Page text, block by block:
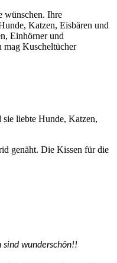
wünschen. Ihre
Katzen, Eisbären und
Einhörner und
mag Kuscheltücher
liebte Hunde, Katzen,
genäht. Die Kissen für die
sind wunderschön!!